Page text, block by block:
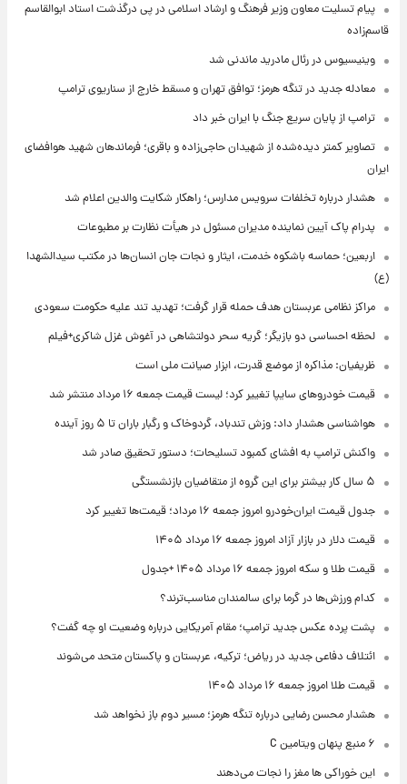
پیام تسلیت معاون وزیر فرهنگ و ارشاد اسلامی در پی درگذشت استاد ابوالقاسم
قاسم‌زاده
وینیسیوس در رئال مادرید ماندنی شد
معادله جدید در تنگه هرمز؛ توافق تهران و مسقط خارج از سناریوی ترامپ
ترامپ از پایان سریع جنگ با ایران خبر داد
تصاویر کمتر دیده‌شده از شهیدان حاجی‌زاده و باقری؛ فرماندهان شهید هوافضای
ایران
هشدار درباره تخلفات سرویس مدارس؛ راهکار شکایت والدین اعلام شد
پدرام پاک آیین نماینده مدیران مسئول در هیأت نظارت بر مطبوعات
اربعین؛ حماسه باشکوه خدمت، ایثار و نجات جان انسان‌ها در مکتب سیدالشهدا
(ع)
مراکز نظامی عربستان هدف حمله قرار گرفت؛ تهدید تند علیه حکومت سعودی
لحظه احساسی دو بازیگر؛ گریه سحر دولتشاهی در آغوش غزل شاکری+فیلم
ظریفیان: مذاکره از موضع قدرت، ابزار صیانت ملی است
قیمت خودروهای سایپا تغییر کرد؛ لیست قیمت جمعه ۱۶ مرداد منتشر شد
هواشناسی هشدار داد: وزش تندباد، گردوخاک و رگبار باران تا ۵ روز آینده
واکنش ترامپ به افشای کمبود تسلیحات؛ دستور تحقیق صادر شد
۵ سال کار بیشتر برای این گروه از متقاضیان بازنشستگی
جدول قیمت ایران‌خودرو امروز جمعه ۱۶ مرداد؛ قیمت‌ها تغییر کرد
قیمت دلار در بازار آزاد امروز جمعه ۱۶ مرداد ۱۴۰۵
قیمت طلا و سکه امروز جمعه ۱۶ مرداد ۱۴۰۵ +جدول
کدام ورزش‌ها در گرما برای سالمندان مناسب‌ترند؟
پشت پرده عکس جدید ترامپ؛ مقام آمریکایی درباره وضعیت او چه گفت؟
ائتلاف دفاعی جدید در ریاض؛ ترکیه، عربستان و پاکستان متحد می‌شوند
قیمت طلا امروز جمعه ۱۶ مرداد ۱۴۰۵
هشدار محسن رضایی درباره تنگه هرمز؛ مسیر دوم باز نخواهد شد
۶ منبع پنهان ویتامین C
این خوراکی ها مغز را نجات می‌دهند